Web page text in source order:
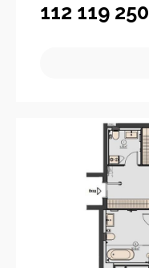
112 119 250